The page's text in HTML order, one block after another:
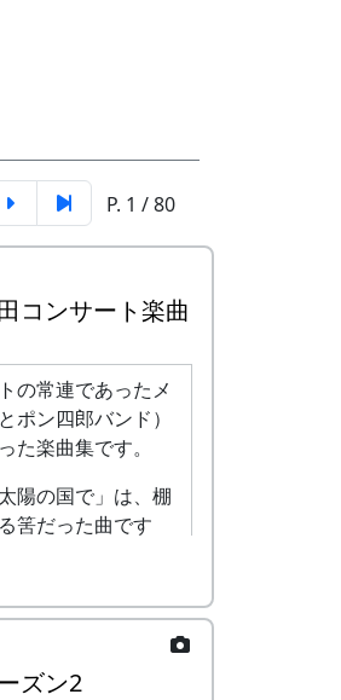
P. 1 / 80
コンサート楽曲
の常連であったメ
ポン四郎バンド）
た楽曲集です。
陽の国で」は、棚
筈だった曲です
トが歌われること
と加美の里へ
ズン2